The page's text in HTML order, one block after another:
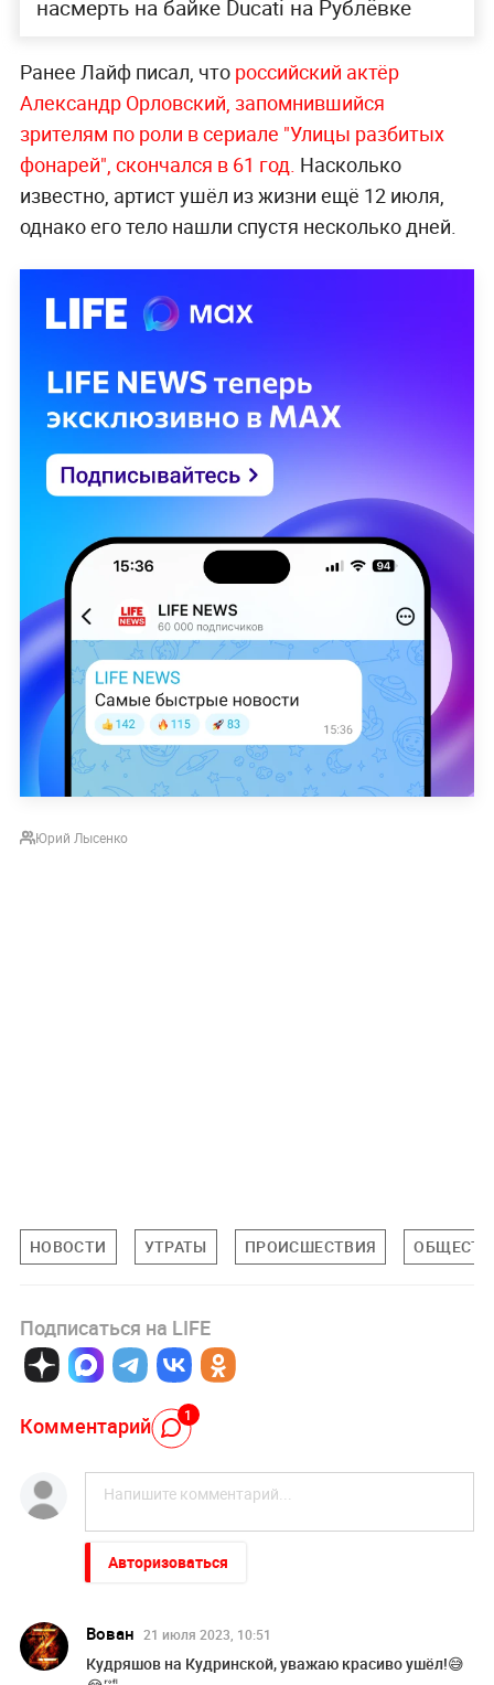
насмерть на байке Ducati на Рублёвке
Ранее Лайф писал, что российский актёр
Александр Орловский, запомнившийся
зрителям по роли в сериале "Улицы разбитых
фонарей", скончался в 61 год. Насколько
известно, артист ушёл из жизни ещё 12 июля,
однако его тело нашли спустя несколько дней.
Юрий Лысенко
НОВОСТИ УТРАТЫ ПРОИСШЕСТВИЯ
Подписаться на LIFE
Комментарий 1
Авторизоваться
Вован 21 июля 2023, 10:51
Кудряшов на Кудринской, уважаю красиво ушёл!😅